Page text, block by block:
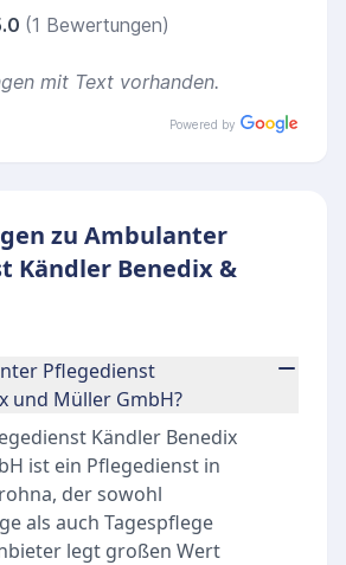
(1 Bewertungen)
mit Text vorhanden.
Powered by
zu Ambulanter
Kändler Benedix &
Pflegedienst
und Müller GmbH?
Kändler Benedix
ist ein Pflegedienst in
der sowohl
als auch Tagespflege
legt großen Wert